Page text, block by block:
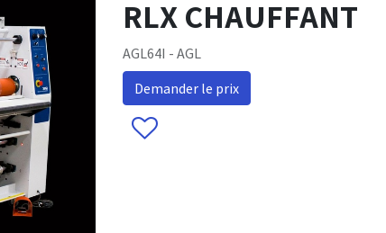
RLX CHAUFFANT
AGL64I - AGL
Demander le prix